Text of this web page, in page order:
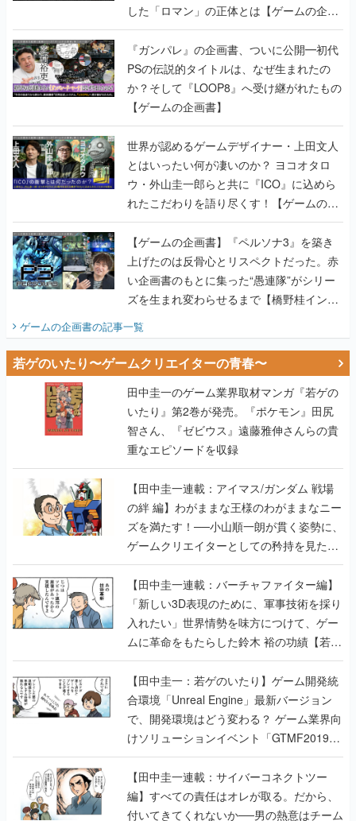
PSの伝説的タイトルは、なぜ生まれたの
か？そして『LOOP8』へ受け継がれたもの
【ゲームの企画書】
世界が認めるゲームデザイナー・上田文人
とはいったい何が凄いのか？ ヨコオタロ
ウ・外山圭一郎らと共に『ICO』に込めら
れたこだわりを語り尽くす！【ゲームの企
画書】
【ゲームの企画書】『ペルソナ3』を築き
上げたのは反骨心とリスペクトだった。赤
い企画書のもとに集った“愚連隊”がシリー
ズを生まれ変わらせるまで【橋野桂インタ
ビュー】
ゲームの企画書の記事一覧
若ゲのいたり〜ゲームクリエイターの青春〜
田中圭一のゲーム業界取材マンガ『若ゲの
いたり』第2巻が発売。『ポケモン』田尻
智さん、『ゼビウス』遠藤雅伸さんらの貴
重なエピソードを収録
【田中圭一連載：アイマス/ガンダム 戦場
の絆 編】わがままな王様のわがままなニー
ズを満たす！──小山順一朗が貫く姿勢に、
ゲームクリエイターとしての矜持を見た
【若ゲのいたり最終回】
【田中圭一連載：バーチャファイター編】
「新しい3D表現のために、軍事技術を採り
入れたい」世界情勢を味方につけて、ゲー
ムに革命をもたらした鈴木 裕の功績【若ゲ
のいたり】
【田中圭一：若ゲのいたり】ゲーム開発統
合環境「Unreal Engine」最新バージョン
で、開発環境はどう変わる？ ゲーム業界向
けソリューションイベント「GTMF2019」
に行って、より理解を深めよう【PR】
【田中圭一連載：サイバーコネクトツー
編】すべての責任はオレが取る。だから、
付いてきてくれないか──男の熱意はチーム
解散の危機を救い、『.hack』成功の活路を
開く。業界の快男児・松山 洋に流れる血は
『少年ジャンプ』色だった【若ゲのいた
若ゲのいたり〜ゲームクリエイターの青春〜の記事一覧